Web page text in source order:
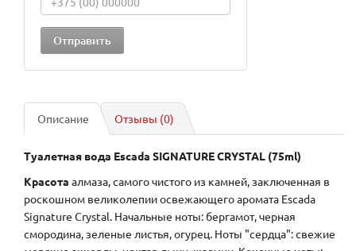
Описание Отзывы (0)
Туалетная вода Escada SIGNATURE CRYSTAL (75ml)
Красота алмаза, самого чистого из камней, заключенная в
роскошном великолепии освежающего аромата Escada
Signature Crystal. Начальные ноты: бергамот, черная
смородина, зеленые листья, огурец. Ноты "сердца": свежие